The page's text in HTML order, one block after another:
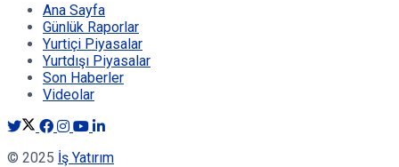
Ana Sayfa
Günlük Raporlar
Yurtiçi Piyasalar
Yurtdışı Piyasalar
Son Haberler
Videolar
© 2025 İş Yatırım